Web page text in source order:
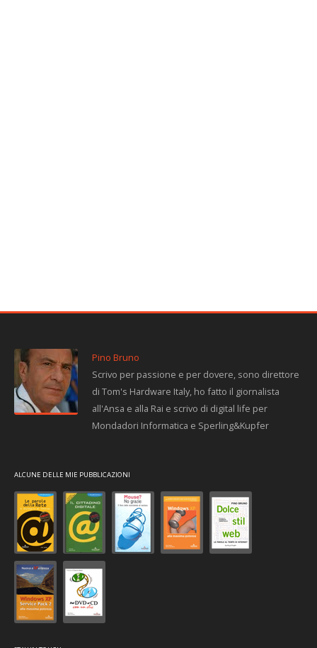
Pino Bruno
Scrivo per passione e per dovere, sono direttore
di Tom's Hardware Italy, ho fatto il giornalista
all'Ansa e alla Rai e scrivo di digital life per
Mondadori Informatica e Sperling&Kupfer
ALCUNE DELLE MIE PUBBLICAZIONI